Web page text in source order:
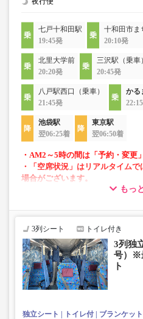
七戸十和田駅
19:45発
十和田市ま
20:10発
北里大学前
20:20発
三沢駅（乗車）
20:45発
八戸駅西口（乗車）
21:45発
かる
池袋駅
翌06:25着
東京駅
翌06:50着
・AM2～5時の間は「予約・変更
・「空席状況」はリアルタイム
場合がございます。
・快適な3列シート設備
・車内を常時換気、車内を清掃
・充電設備（USBまたはコンセ
・フットレスト全席、空気清浄
・感染防止に有効な仕切りカー
もっ
3列シート トイレ付き
3列独
号）※
ト
独立シート トイレ付 ブランケット